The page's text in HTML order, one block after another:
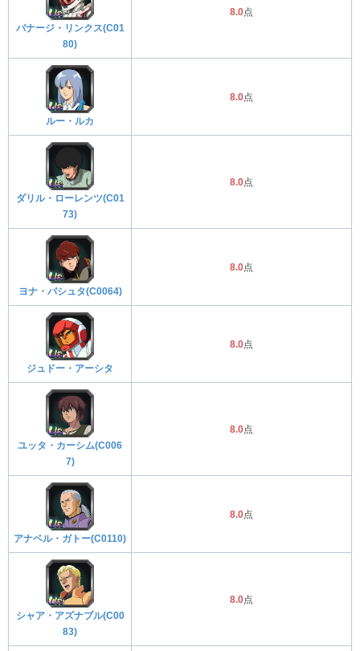
バナージ・リンクス(C01
80)
8.0点
ルー・ルカ
8.0点
ダリル・ローレンツ(C01
73)
8.0点
ヨナ・バシュタ(C0064)
8.0点
ジュドー・アーシタ
8.0点
ユッタ・カーシム(C006
7)
8.0点
アナベル・ガトー(C0110)
8.0点
シャア・アズナブル(C00
83)
8.0点